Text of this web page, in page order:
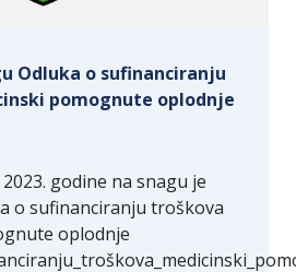
Odluka o sufinanciranju
pomognute oplodnje
godine na snagu je
o sufinanciranju troškova
oplodnje